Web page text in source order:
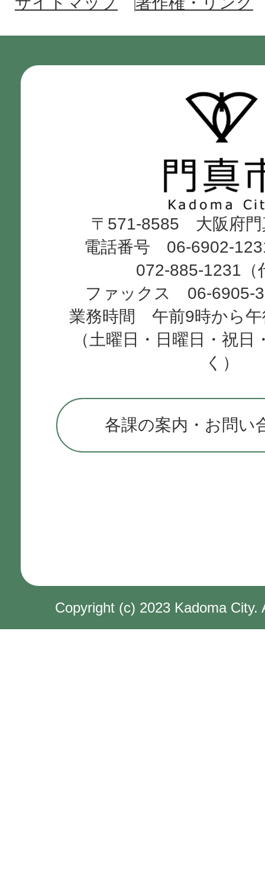
市
Kadoma
City
〒571-8585 大阪府門
電話番号 06-6902-
072-885-1231（
ファックス 06-6905-
業務時間 午前9時から午
（土曜日・日曜日・祝日
く）
各課の案内・お問い
Copyright (c) 2023 Kadoma City.